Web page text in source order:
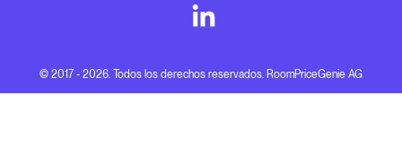
© 2017 - 2026. Todos los derechos reservados. RoomPriceGenie AG